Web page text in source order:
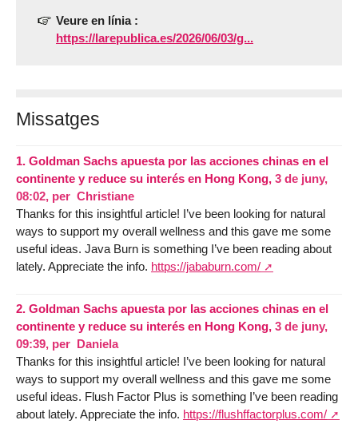
Veure en línia :
https://larepublica.es/2026/06/03/g...
Missatges
1. Goldman Sachs apuesta por las acciones chinas en el
continente y reduce su interés en Hong Kong, 3 de juny,
08:02, per Christiane
Thanks for this insightful article! I’ve been looking for natural
ways to support my overall wellness and this gave me some
useful ideas. Java Burn is something I’ve been reading about
lately. Appreciate the info. https://jababurn.com/
2. Goldman Sachs apuesta por las acciones chinas en el
continente y reduce su interés en Hong Kong, 3 de juny,
09:39, per Daniela
Thanks for this insightful article! I’ve been looking for natural
ways to support my overall wellness and this gave me some
useful ideas. Flush Factor Plus is something I’ve been reading
about lately. Appreciate the info. https://flushffactorplus.com/